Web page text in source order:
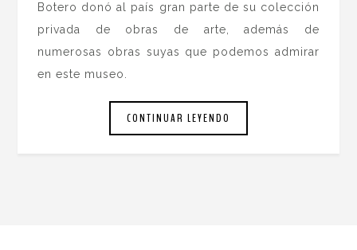
Botero donó al país gran parte de su colección
privada de obras de arte, además de
numerosas obras suyas que podemos admirar
en este museo.
CONTINUAR LEYENDO